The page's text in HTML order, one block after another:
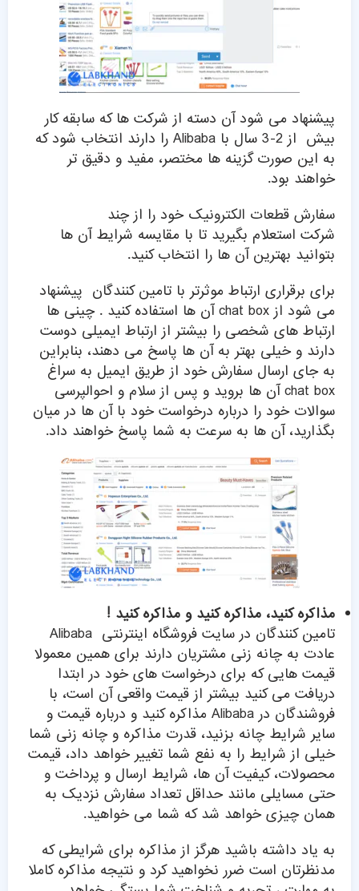
پیشنهاد می شود آن دسته از شرکت ها که سابقه کار
بیش از 2-3 سال با Alibaba را دارند انتخاب شود که
به این صورت گزینه ها مختصر، مفید و دقیق تر
خواهند بود.
سفارش قطعات الکترونیک خود را از چند
شرکت استعلام بگیرید تا با مقایسه شرایط آن ها
بتوانید بهترین آن ها را انتخاب کنید.
برای برقراری ارتباط موثرتر با تامین کنندگان پیشنهاد
می شود از chat box آن ها استفاده کنید . چینی ها
ارتباط های شخصی را بیشتر از ارتباط ایمیلی دوست
دارند و خیلی بهتر به آن ها پاسخ می دهند، بنابراین
به جای ارسال سفارش خود از طریق ایمیل به سراغ
chat box آن ها بروید و پس از سلام و احوالپرسی
سوالات خود را درباره درخواست خود با آن ها در میان
بگذارید، آن ها به سرعت به شما پاسخ خواهند داد.
مذاکره کنید، مذاکره کنید و مذاکره کنید !
تامین کنندگان در سایت فروشگاه اینترنتی Alibaba
عادت به چانه زنی مشتریان دارند برای همین معمولا
قیمت هایی که برای درخواست های خود در ابتدا
دریافت می کنید بیشتر از قیمت واقعی آن است، با
فروشندگان در Alibaba مذاکره کنید و درباره قیمت و
سایر شرایط چانه بزنید، قدرت مذاکره و چانه زنی شما
خیلی از شرایط را به نفع شما تغییر خواهد داد، قیمت
محصولات، کیفیت آن ها، شرایط ارسال و پرداخت و
حتی مسایلی مانند حداقل تعداد سفارش نزدیک به
همان چیزی خواهد شد که شما می خواهید.
به یاد داشته باشید هرگز از مذاکره برای شرایطی که
مدنظرتان است ضرر نخواهید کرد و نتیجه مذاکره کاملا